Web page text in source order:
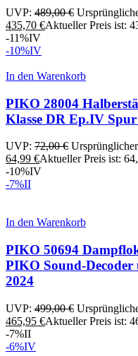
UVP: 489,00€
435,70 €Aktueller Preis ist:
-11%IV
-10%IV
In den Warenkorb
PIKO 28004
Klasse DR Ep.IV
UVP: 72,00€
64,99 €Aktueller Preis ist:
-10%IV
-7%II
In den Warenkorb
PIKO 50694
PIKO Sound-
2024
UVP: 499,00€
465,95 €Aktueller Preis ist:
-7%II
-6%IV